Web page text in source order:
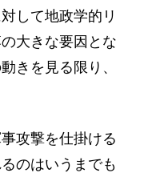
して地政学的リ
大きな要因とな
きを見る限り、
攻撃を仕掛ける
のはいうまでも